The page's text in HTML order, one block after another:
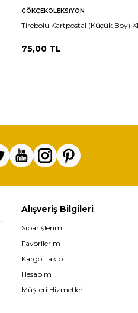
GÖKÇEKOLEKSIYON
Tirebolu Kartpostal (Küçük Boy)
75,00 TL
Alışveriş Bilgileri
Siparişlerim
Favorilerim
Kargo Takip
Hesabım
Müşteri Hizmetleri